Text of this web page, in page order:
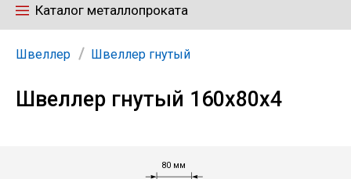
Каталог металлопроката
Арматура
Труба
Швеллер Швеллер гнутый
Швеллер гнутый 160х80х4
80 мм